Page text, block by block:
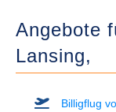
Angebote
Lansing,
Billigflug